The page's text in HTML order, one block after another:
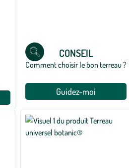
CONSEIL
Comment choisir le bon terreau ?
Guidez-moi